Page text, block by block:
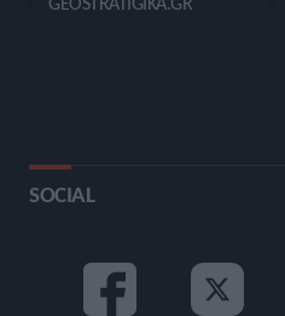
SOCIAL